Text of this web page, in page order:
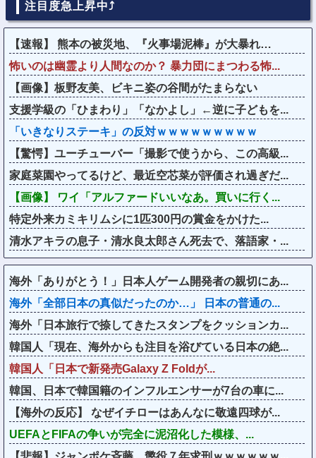
注目度急上昇中⤴
【速報】 熊本の被災地、『火事場泥棒』が大暴れ…
怖いのは幽霊より人間なのか？ 暴力団にまつわる怖...
【画像】板野友美、ビキニ姿の谷間がたまらない
支援学級の「ひまわり」「なかよし」←逆に子どもを...
「いきなりステーキ」の反対ｗｗｗｗｗｗｗｗｗ
【驚愕】ユーチューバー「撮影で使うから、この高級...
家庭菜園やってるけど、最近空芯菜が評価され過ぎだ...
【画像】 ワイ「アルファードいいなあ。買いに行く...
特定外来カミキリムシに1匹300円の賞金をかけた...
清水アキラの息子・清水良太郎さん死去で、落語家・...
海外「ありがとう！」日本人ゲーム開発者の親切にあ...
海外「全部日本の真似だったのか…」 日本の普通の...
海外「日本旅行で捺してきたスタンプをクッションカ...
韓国人「現在、海外からも注目を浴びている日本の絶...
韓国人「日本で新発売Galaxy Z Foldが...
韓国、日本で韓国籍のインフルエンサーが7台の車に...
【海外の反応】 なぜイチローはあんなに敬遠四球が...
UEFAとFIFAの争いが完全に泥沼化した模様、...